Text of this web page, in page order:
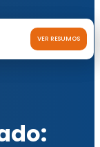
VER RESUMOS